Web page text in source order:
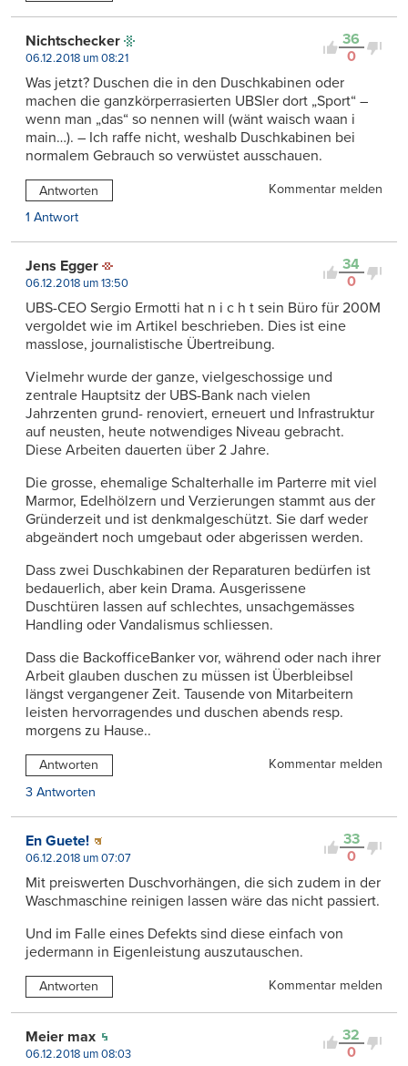
36
0
Nichtschecker
06.12.2018 um 08:21
Was jetzt? Duschen die in den Duschkabinen oder
machen die ganzkörperrasierten UBSler dort „Sport“ –
wenn man „das“ so nennen will (wänt waisch waan i
main…). – Ich raffe nicht, weshalb Duschkabinen bei
normalem Gebrauch so verwüstet ausschauen.
Antworten
Kommentar melden
1 Antwort
34
0
Jens Egger
06.12.2018 um 13:50
UBS-CEO Sergio Ermotti hat n i c h t sein Büro für 200M
vergoldet wie im Artikel beschrieben. Dies ist eine
masslose, journalistische Übertreibung.
Vielmehr wurde der ganze, vielgeschossige und
zentrale Hauptsitz der UBS-Bank nach vielen
Jahrzenten grund- renoviert, erneuert und Infrastruktur
auf neusten, heute notwendiges Niveau gebracht.
Diese Arbeiten dauerten über 2 Jahre.
Die grosse, ehemalige Schalterhalle im Parterre mit viel
Marmor, Edelhölzern und Verzierungen stammt aus der
Gründerzeit und ist denkmalgeschützt. Sie darf weder
abgeändert noch umgebaut oder abgerissen werden.
Dass zwei Duschkabinen der Reparaturen bedürfen ist
bedauerlich, aber kein Drama. Ausgerissene
Duschtüren lassen auf schlechtes, unsachgemässes
Handling oder Vandalismus schliessen.
Dass die BackofficeBanker vor, während oder nach ihrer
Arbeit glauben duschen zu müssen ist Überbleibsel
längst vergangener Zeit. Tausende von Mitarbeitern
leisten hervorragendes und duschen abends resp.
morgens zu Hause..
Antworten
Kommentar melden
3 Antworten
33
0
En Guete!
06.12.2018 um 07:07
Mit preiswerten Duschvorhängen, die sich zudem in der
Waschmaschine reinigen lassen wäre das nicht passiert.
Und im Falle eines Defekts sind diese einfach von
jedermann in Eigenleistung auszutauschen.
Antworten Kommentar melden
32
0
Meier max
06.12.2018 um 08:03